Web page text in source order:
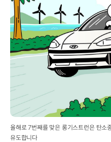
올해로 7번째를 맞은 롱기스트런은 탄소
유도합니다